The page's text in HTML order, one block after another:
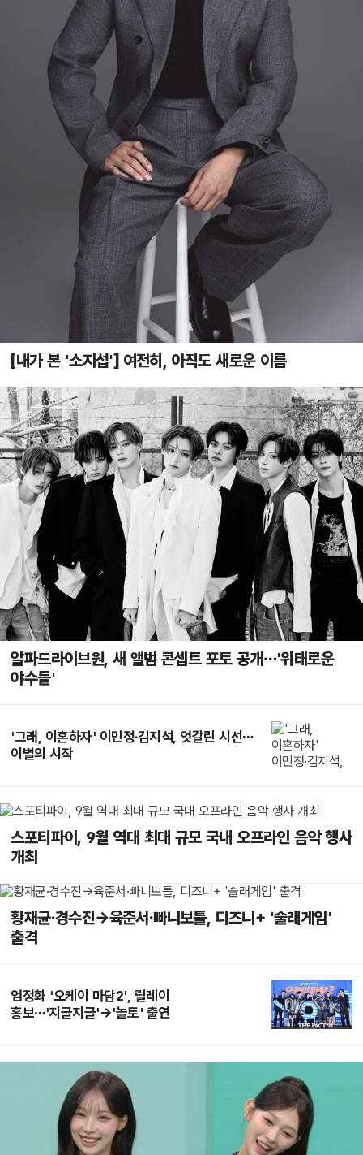
[내가 본 '소지섭'] 여전히, 아직도 새로운 이름
알파드라이브원, 새 앨범 콘셉트 포토 공개…'위태로운
야수들'
'그래, 이혼하자' 이민정·김지석, 엇갈린 시선…
이별의 시작
스포티파이, 9월 역대 최대 규모 국내 오프라인 음악 행사
개최
황재균·경수진→육준서·빠니보틀, 디즈니+ '술래게임'
출격
엄정화 '오케이 마담2', 릴레이
홍보…'지글지글'→'놀토' 출연